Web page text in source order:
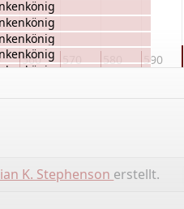
560 570 580 590
von Austrien
K. Stephenson erstellt.